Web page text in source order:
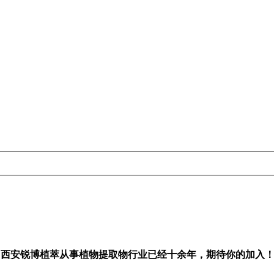
西安锐博植萃从事植物提取物行业已经十余年，期待你的加入！